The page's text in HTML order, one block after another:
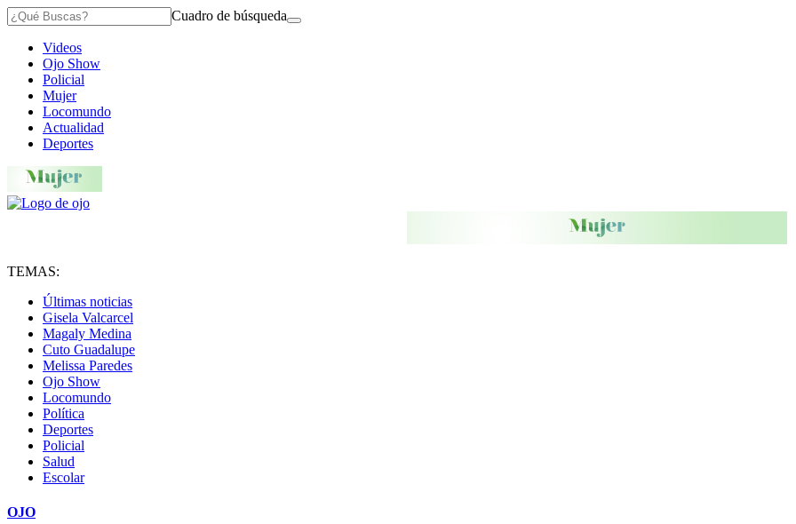
Cuadro de búsqueda
Videos
Ojo Show
Policial
Mujer
Locomundo
Actualidad
Deportes
TEMAS:
Últimas noticias
Gisela Valcarcel
Magaly Medina
Cuto Guadalupe
Melissa Paredes
Ojo Show
Locomundo
Política
Deportes
Policial
Salud
Escolar
OJO